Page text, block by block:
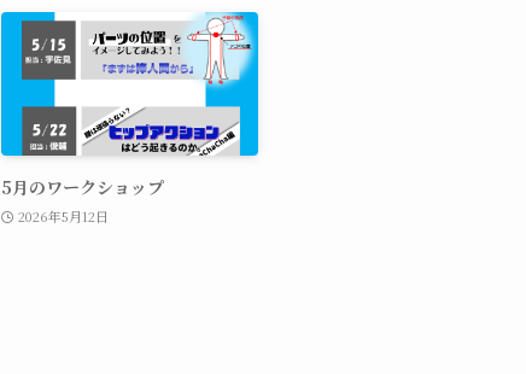
5月のワークショップ
2026年5月12日